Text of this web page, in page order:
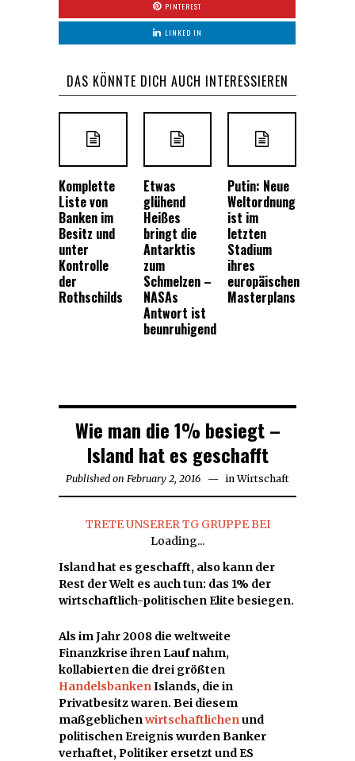
PINTEREST
LINKED IN
DAS KÖNNTE DICH AUCH INTERESSIEREN
Komplette
Liste von
Banken im
Besitz und
unter
Kontrolle
der
Rothschilds
Etwas
glühend
Heißes
bringt die
Antarktis
zum
Schmelzen –
NASAs
Antwort ist
beunruhigend
Putin: Neue
Weltordnung
ist im
letzten
Stadium
ihres
europäischen
Masterplans
Wie man die 1% besiegt –
Island hat es geschafft
Published on February 2, 2016 in Wirtschaft
TRETE UNSERER TG GRUPPE BEI
Loading...
Island hat es geschafft, also kann der
Rest der Welt es auch tun: das 1% der
wirtschaftlich-politischen Elite besiegen.
Als im Jahr 2008 die weltweite
Finanzkrise ihren Lauf nahm,
kollabierten die drei größten
HandelsbankenIslands, die in
Privatbesitz waren. Bei diesem
maßgeblichenwirtschaftlichenund
politischen Ereignis wurden Banker
verhaftet, Politiker ersetzt und ES